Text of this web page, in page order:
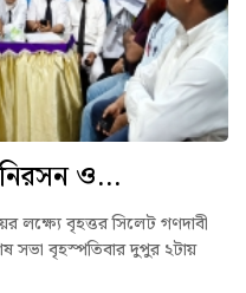
ও...
লক্ষ্যে বৃহত্তর সিলেট গণদাবী
সভা বৃহস্পতিবার দুপুর ২টায়